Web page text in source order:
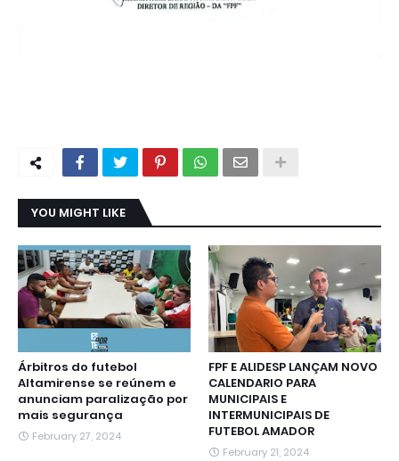
YOU MIGHT LIKE
Árbitros do futebol
Altamirense se reúnem e
anunciam paralização por
mais segurança
February 27, 2024
FPF E ALIDESP LANÇAM NOVO
CALENDARIO PARA
MUNICIPAIS E
INTERMUNICIPAIS DE
FUTEBOL AMADOR
February 21, 2024